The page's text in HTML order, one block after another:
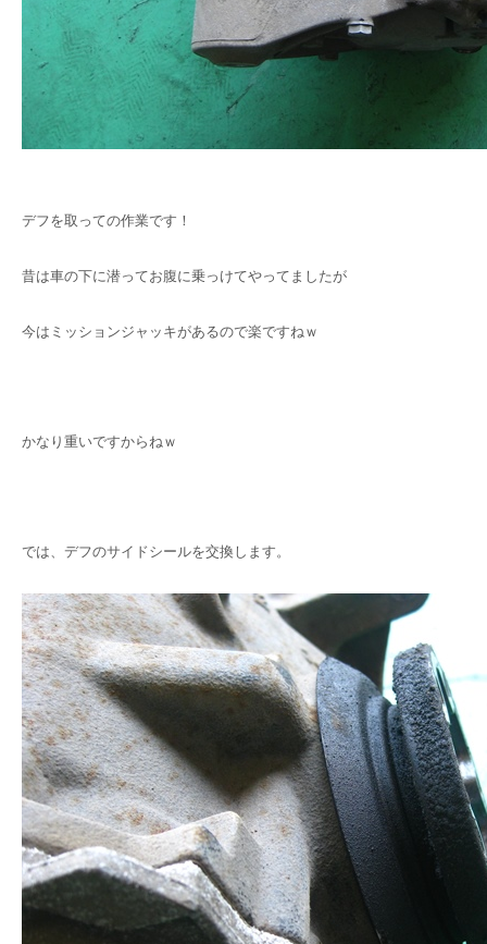
デフを取っての作業です！
昔は車の下に潜ってお腹に乗っけてやってましたが
今はミッションジャッキがあるので楽ですねｗ
かなり重いですからねｗ
では、デフのサイドシールを交換します。